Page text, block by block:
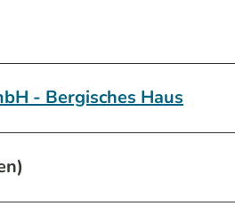
- Bergisches Haus